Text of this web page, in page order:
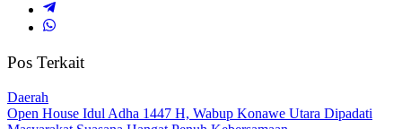
Pos Terkait
Daerah
Open House Idul Adha 1447 H, Wabup Konawe Utara Dipadati